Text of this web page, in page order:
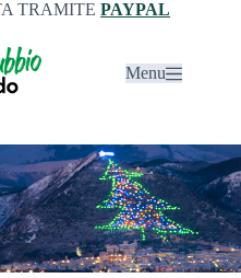
TRAMITEPAYPAL
Menu